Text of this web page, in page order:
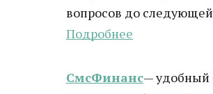
вопросов до
Подробнее
СмсФинанс— удобный